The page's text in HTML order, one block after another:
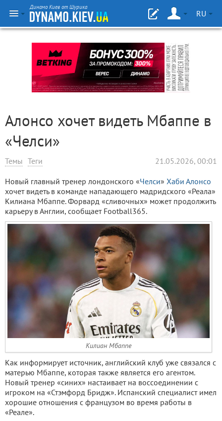
Динамо Киев от Шурика
RU
Алонсо хочет видеть Мбаппе в
«Челси»
Темы Теги 21.05.2026, 00:01
Новый главный тренер лондонского «Челси» Хаби Алонсо
хочет видеть в команде нападающего мадридского «Реала»
Килиана Мбаппе. Форвард «сливочных» может продолжить
карьеру в Англии, сообщает Football365.
Килиан Мбаппе
Как информирует источник, английский клуб уже связался с
матерью Мбаппе, которая также является его агентом.
Новый тренер «синих» настаивает на воссоединении с
игроком на «Стэмфорд Бридж». Испанский специалист имел
хорошие отношения с французом во время работы в
«Реале».